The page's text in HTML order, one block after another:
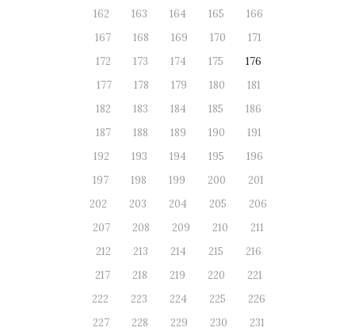
162
163 164 165
166
167
168 169 170
171
172
173 174 175
176
177
178 179 180
181
182
183 184 185
186
187
188 189 190
191
192
193 194 195
196
197
198 199 200
201
202
203 204 205
206
207
208 209 210
211
212
213 214 215
216
217
218 219 220
221
222
223 224 225
226
227
228 229 230
231